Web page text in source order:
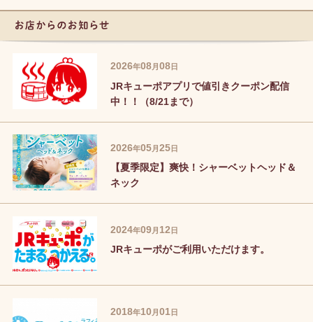
2026年08月 08日
JRキューポアプリで値引きクーポン配信
中！！（8/21まで）
2026年05月 25日
【夏季限定】爽快！シャーベットヘッド＆
ネック
2024年09月 12 日
JRキューポがご利用いただけます。
2018年10 月 01 日